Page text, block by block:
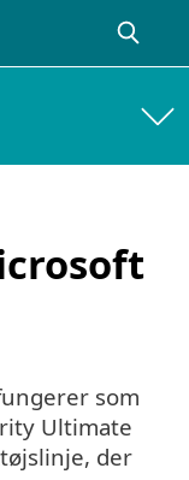
som
Ultimate
der